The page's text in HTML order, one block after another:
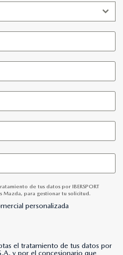
de tus datos por IBERSPORT
para gestionar tu solicitud.
personalizada
el tratamiento de tus datos por
y por el concesionario que